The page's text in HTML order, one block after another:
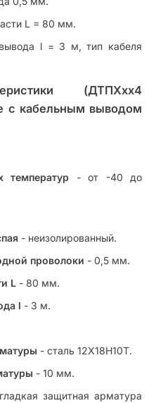
L = 80 мм.
l = 3 м, тип кабеля
(ДТПХхх4
с кабельным выводом
температур - от -40 до
- неизолированный.
проволоки - 0,5 мм.
L - 80 мм.
l - 3 м.
- сталь 12Х18Н10Т.
- 10 мм.
защитная арматура